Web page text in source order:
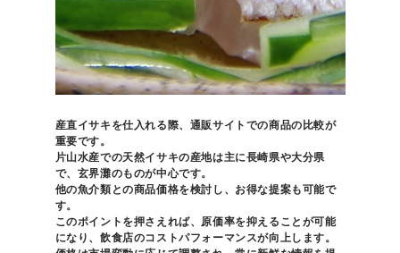
産直イサキを仕入れる際、通販サイトでの商品の比較が
重要です。
片山水産での天然イサキの産地は主に長崎県や大分県
で、玄界灘のものが中心です。
他の魚介類との商品価格を検討し、お得な提案も可能で
す。
このポイントを押さえれば、原価率を抑えることが可能
になり、飲食店のコストパフォーマンスが向上します。